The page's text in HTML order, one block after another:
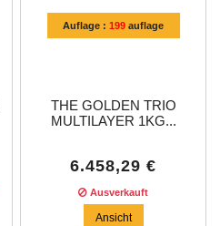
Auflage :199 auflage
THE GOLDEN TRIO
MULTILAYER 1KG...
6.458,29 €
Ausverkauft
Ansicht